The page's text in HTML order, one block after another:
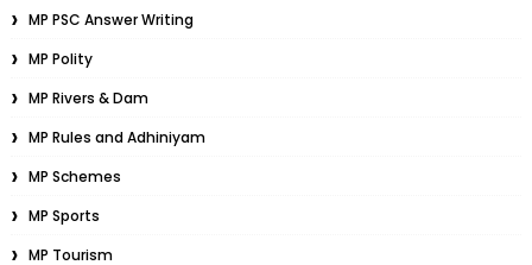
MP PSC Answer Writing
MP Polity
MP Rivers & Dam
MP Rules and Adhiniyam
MP Schemes
MP Sports
MP Tourism